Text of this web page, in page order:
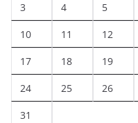
3 4 5
10 11 12
17 18 19
24 25 26
31